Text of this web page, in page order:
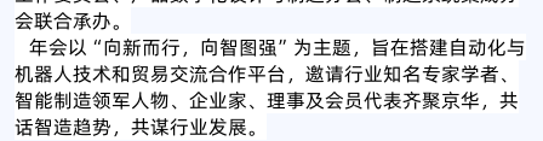
会联合承办。
年会以“向新而行，向智图强”为主题，旨在搭建自动化与
机器人技术和贸易交流合作平台，邀请行业知名专家学者、
智能制造领军人物、企业家、理事及会员代表齐聚京华，共
话智造趋势，共谋行业发展。